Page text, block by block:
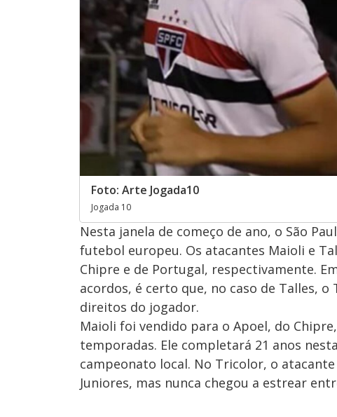
Foto: Arte Jogada10
Jogada 10
Nesta janela de começo de ano, o São
futebol europeu. Os atacantes Maioli e
Chipre e de Portugal, respectivamente.
acordos, é certo que, no caso de Talles,
direitos do jogador.
Maioli foi vendido para o Apoel, do
temporadas. Ele completará 21 anos
campeonato local. No Tricolor, o
Juniores, mas nunca chegou a estrear